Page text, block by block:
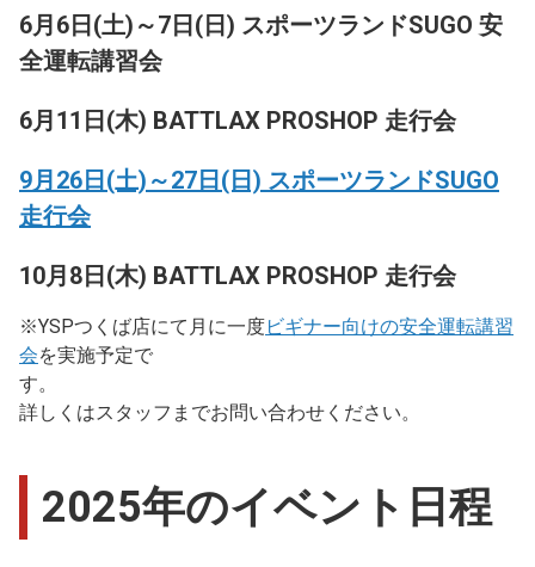
6月6日(土)～7日(日) スポーツランドSUGO 安
全運転講習会
6月11日(木) BATTLAX PROSHOP 走行会
9月26日(土)～27日(日) スポーツランドSUGO
走行会
10月8日(木) BATTLAX PROSHOP 走行会
※YSPつくば店にて月に一度ビギナー向けの安全運転講習
会を実施予定で
す。
詳しくはスタッフまでお問い合わせください。
2025年のイベント日程